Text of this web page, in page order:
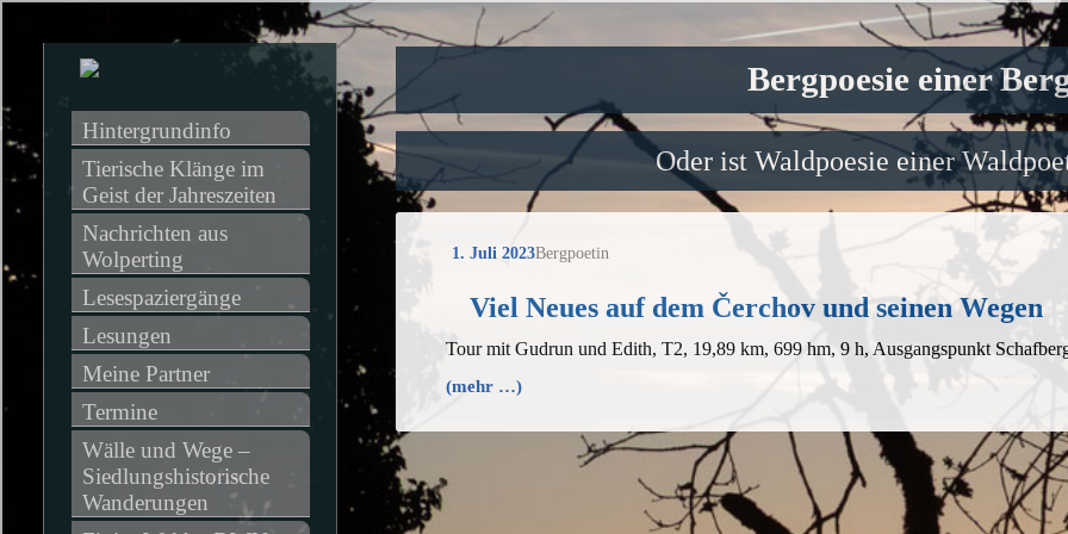
Bergpoesie einer
Oder ist Waldpoesie einer
1. Juli 2023Bergpoetin
Viel Neues auf dem Čerchov und seinen Wegen
Tour mit Gudrun und Edith, T2, 19,89 km, 699 hm, 9 h, Ausgangspunkt
(mehr …)
Hintergrundinfo
Tierische Klänge im
Geist der Jahreszeiten
Nachrichten aus
Wolperting
Lesespaziergänge
Lesungen
Meine Partner
Termine
Wälle und Wege –
Siedlungshistorische
Wanderungen